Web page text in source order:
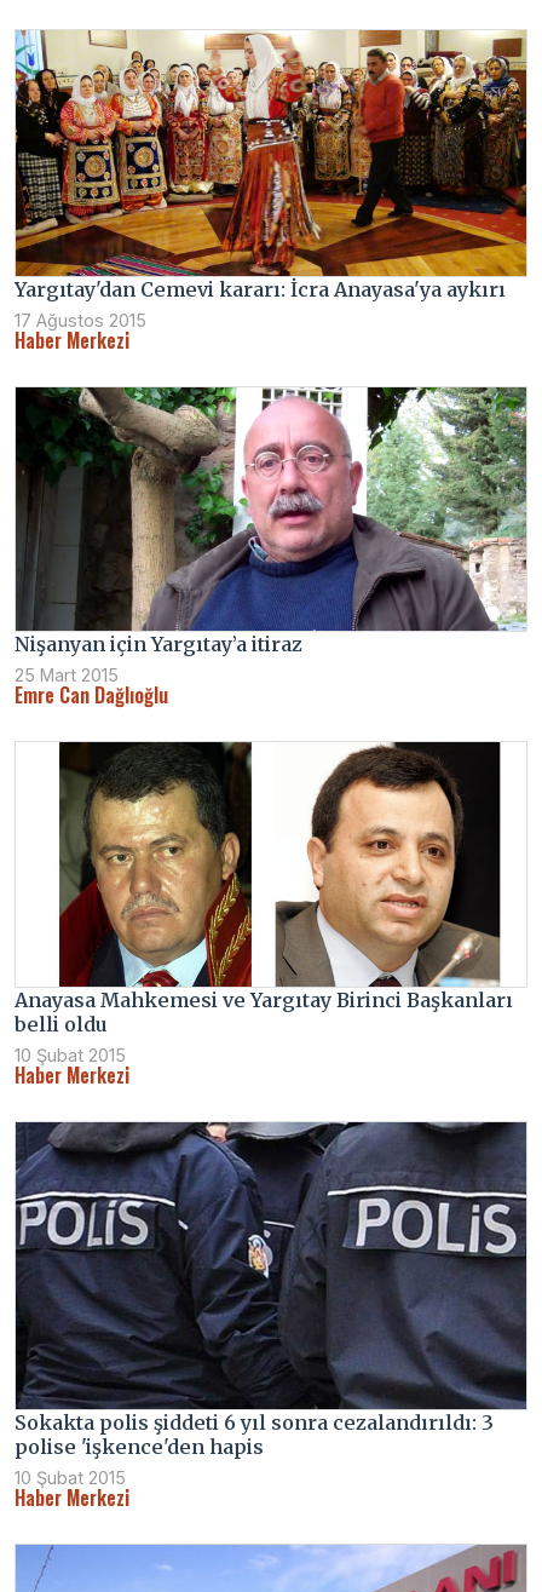
Yargıtay'dan Cemevi kararı: İcra Anayasa'ya aykırı
17 Ağustos 2015
Haber Merkezi
Nişanyan için Yargıtay’a itiraz
25 Mart 2015
Emre Can Dağlıoğlu
Anayasa Mahkemesi ve Yargıtay Birinci Başkanları
belli oldu
10 Şubat 2015
Haber Merkezi
Sokakta polis şiddeti 6 yıl sonra cezalandırıldı: 3
polise 'işkence'den hapis
10 Şubat 2015
Haber Merkezi